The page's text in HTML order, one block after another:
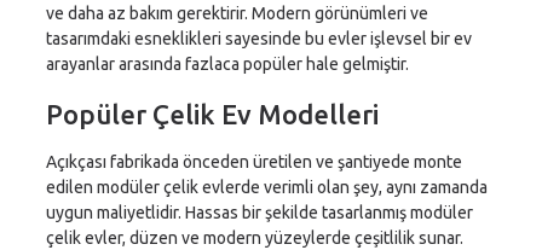
ve daha az bakım gerektirir. Modern görünümleri ve
tasarımdaki esneklikleri sayesinde bu evler işlevsel bir ev
arayanlar arasında fazlaca popüler hale gelmiştir.
Popüler Çelik Ev Modelleri
Açıkçası fabrikada önceden üretilen ve şantiyede monte
edilen modüler çelik evlerde verimli olan şey, aynı zamanda
uygun maliyetlidir. Hassas bir şekilde tasarlanmış modüler
çelik evler, düzen ve modern yüzeylerde çeşitlilik sunar.